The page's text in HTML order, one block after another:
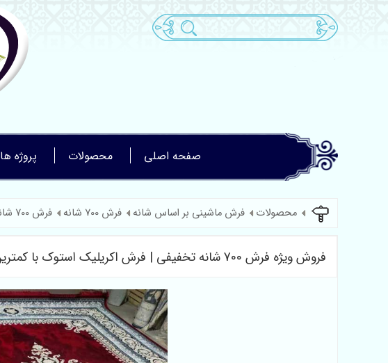
صفحه اصلی محصولات پروژه ها
محصولات فرش ماشینی بر اساس شانه فرش 700 شانه فرش 700 شانه 8 رنگ
فروش ویژه فرش 700 شانه تخفیفی | فرش اکریلیک استوک با کمترین قیمت